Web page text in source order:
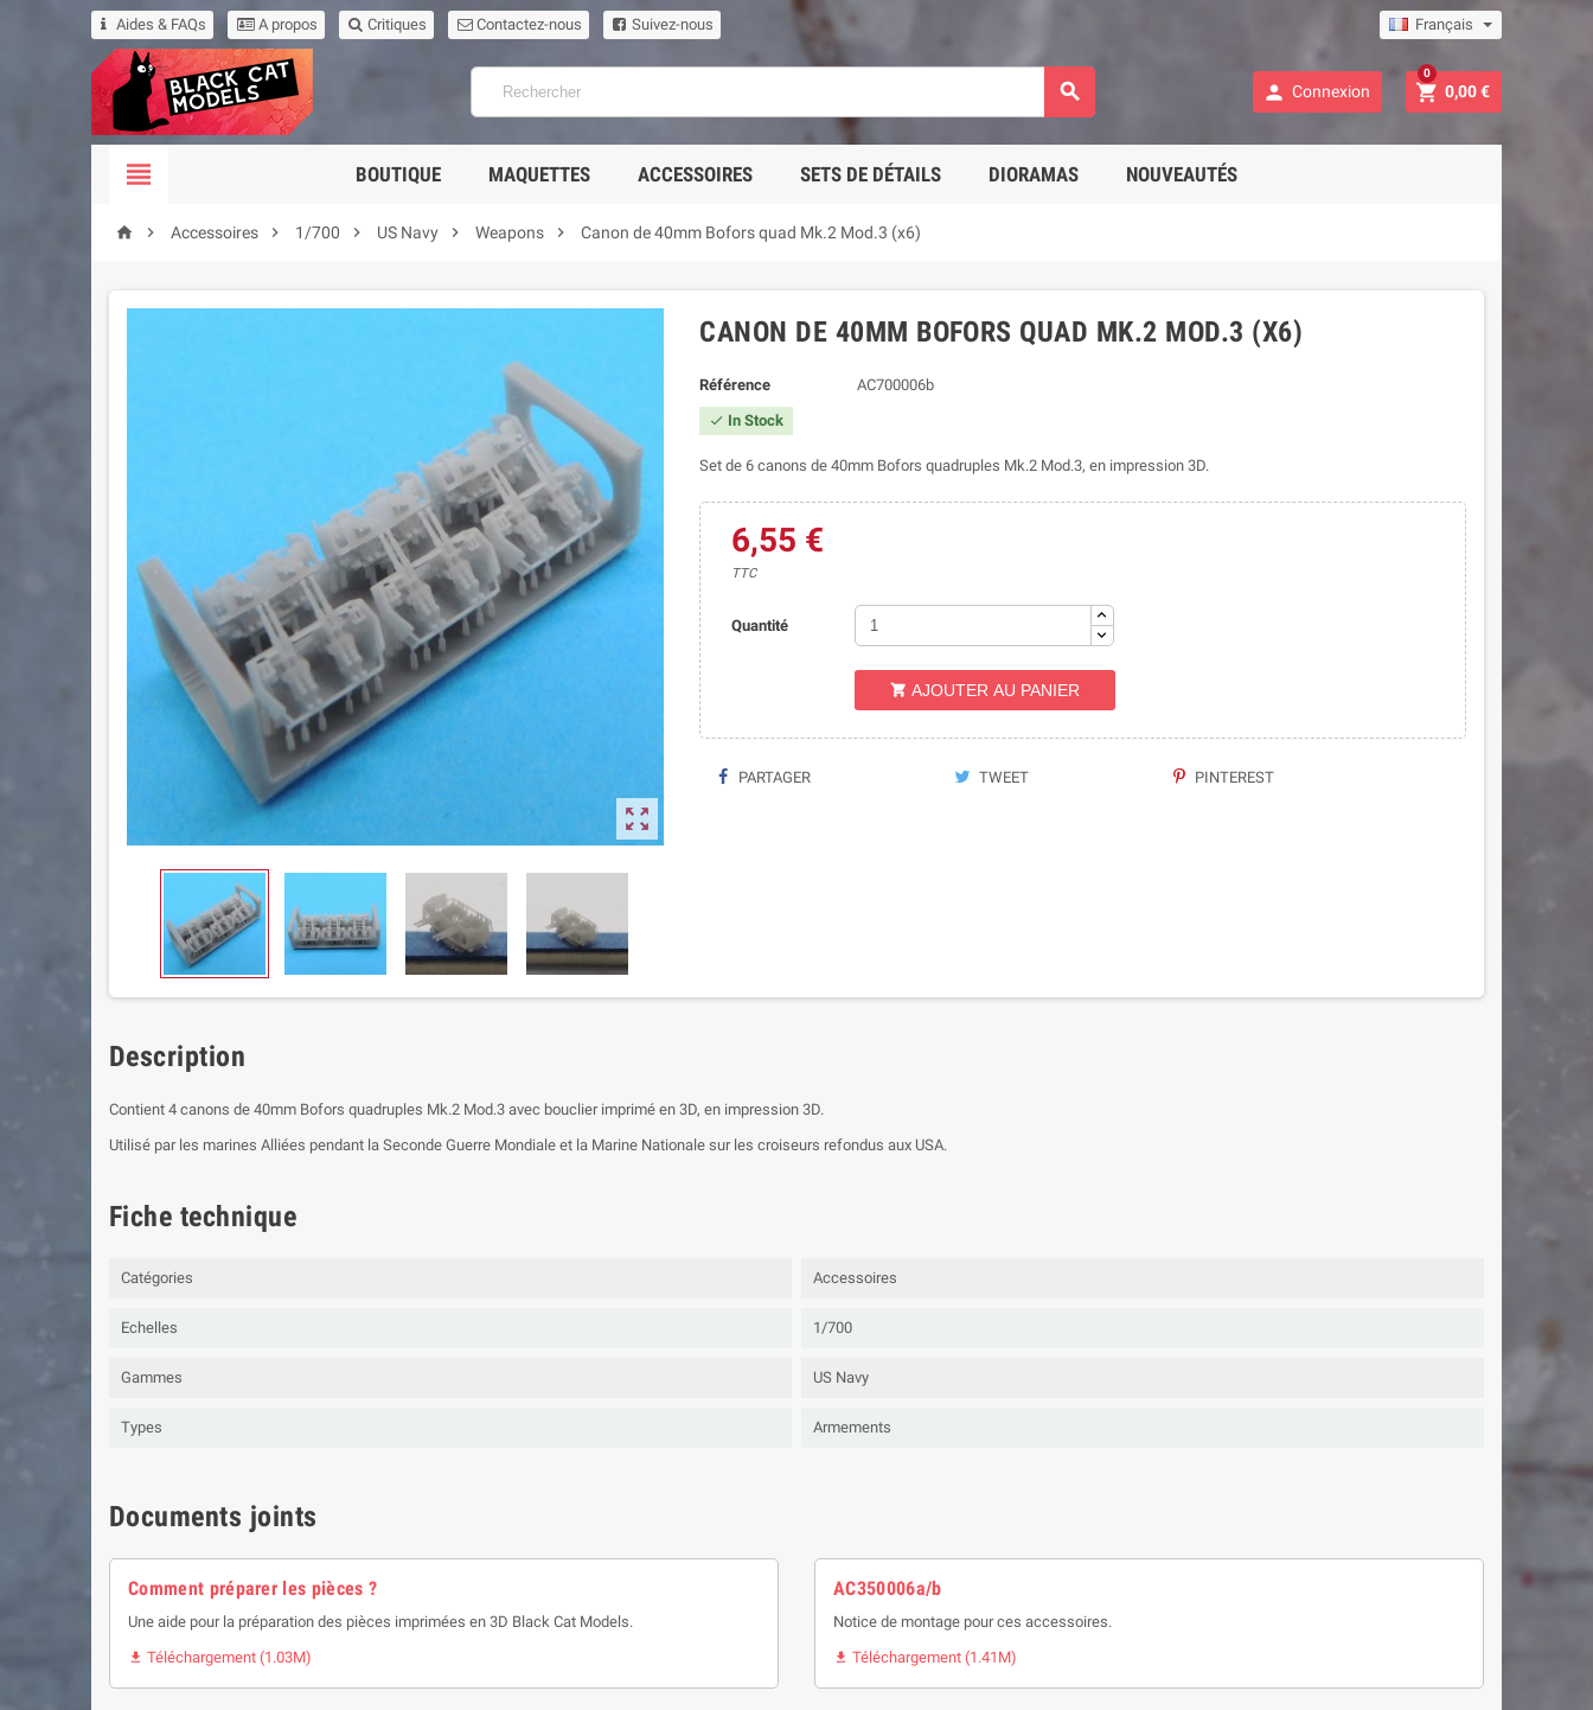
Aides & FAQs A propos Critiques Contactez-nous Suivez-nous Français
  Connexion  0,00 €
0
 BOUTIQUE MAQUETTES ACCESSOIRES SETS DE DÉTAILS DIORAMAS NOUVEAUTÉS
  Accessoires  1/700  US Navy  Weapons  Canon de 40mm Bofors quad Mk.2 Mod.3 (x6)

CANON DE 40MM BOFORS QUAD MK.2 MOD.3 (X6)
Référence AC700006b
 In Stock
Set de 6 canons de 40mm Bofors quadruples Mk.2 Mod.3, en impression 3D.
6,55 €
TTC
Quantité
 AJOUTER AU PANIER
PARTAGER TWEET PINTEREST
Description
Contient 4 canons de 40mm Bofors quadruples Mk.2 Mod.3 avec bouclier imprimé en 3D, en impression 3D.
Utilisé par les marines Alliées pendant la Seconde Guerre Mondiale et la Marine Nationale sur les croiseurs refondus aux USA.
Fiche technique
Catégories Accessoires
Echelles 1/700
Gammes US Navy
Types Armements
Documents joints
Comment préparer les pièces ?
Une aide pour la préparation des pièces imprimées en 3D Black Cat Models.
 Téléchargement (1.03M)
AC350006a/b
Notice de montage pour ces accessoires.
 Téléchargement (1.41M)